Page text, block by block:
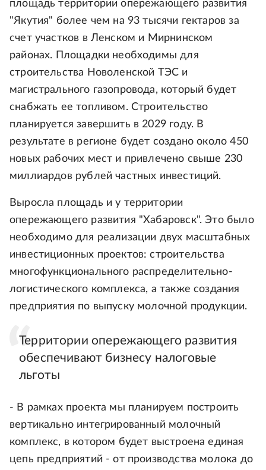
площадь территории опережающего развития
"Якутия" более чем на 93 тысячи гектаров за
счет участков в Ленском и Мирнинском
районах. Площадки необходимы для
строительства Новоленской ТЭС и
магистрального газопровода, который будет
снабжать ее топливом. Строительство
планируется завершить в 2029 году. В
результате в регионе будет создано около 450
новых рабочих мест и привлечено свыше 230
миллиардов рублей частных инвестиций.
Выросла площадь и у территории
опережающего развития "Хабаровск". Это было
необходимо для реализации двух масштабных
инвестиционных проектов: строительства
многофункционального распределительно-
логистического комплекса, а также создания
предприятия по выпуску молочной продукции.
Территории опережающего развития
обеспечивают бизнесу налоговые
льготы
- В рамках проекта мы планируем построить
вертикально интегрированный молочный
комплекс, в котором будет выстроена единая
цепь предприятий - от производства молока до